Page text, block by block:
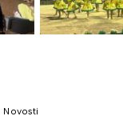
Novosti